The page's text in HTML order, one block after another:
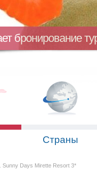
бронирование
Страны
Sunny Days Mirette Resort 3*